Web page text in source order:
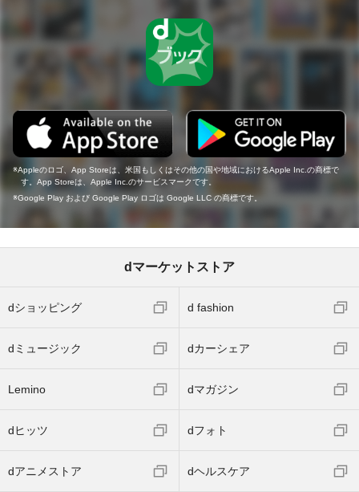
Appleのロゴ、App Storeは、米国もしくはその他の国や地域におけるApple Inc.の商標で
す。App Storeは、Apple Inc.のサービスマークです。
Google Play および Google Play ロゴは Google LLC の商標です。
dマーケットストア
dショッピング d fashion
dミュージック dカーシェア
Lemino dマガジン
dヒッツ dフォト
dアニメストア dヘルスケア